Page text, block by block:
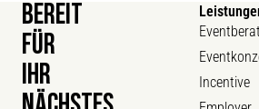
Incentive
BEREIT
FÜR
IHR